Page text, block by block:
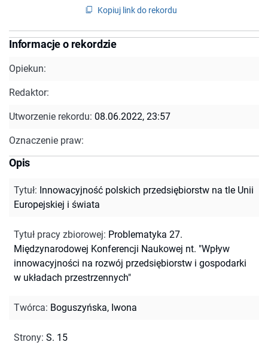
Kopiuj link do rekordu
Informacje o rekordzie
Opiekun:
Redaktor:
Utworzenie rekordu: 08.06.2022, 23:57
Oznaczenie praw:
Opis
Tytuł: Innowacyjność polskich przedsiębiorstw na tle Unii
Europejskiej i świata
Tytuł pracy zbiorowej: Problematyka 27.
Międzynarodowej Konferencji Naukowej nt. "Wpływ
innowacyjności na rozwój przedsiębiorstw i gospodarki
w układach przestrzennych"
Twórca: Boguszyńska, Iwona
Strony: S. 15